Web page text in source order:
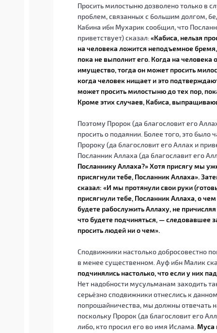
Просить милостыню дозволено только в
проблем, связанных с большим долгом,
Кабина ибн Мухарик сообщил, что
приветствует) сказал:«Кабиса, нельзя
на человека ложится неподъемное
пока не выполнит его. Когда на
имущество, тогда он может просить
когда человек нищает и это
может просить милостыню до тех пор,
Кроме этих случаев, Кабиса,
Поэтому Пророк (да благословит его
просить о подаянии. Более того, это
Пророку (да благословит его Аллах и
Посланник Аллаха (да благославит его
Посланнику Аллаха?» Хотя присягу мы
присягнули тебе, Посланник Аллаха».
сказал: «И мы протянули свои руки
присягнули тебе, Посланник Аллаха, о
будете рабослужить Аллаху, не
что будете подчиняться, — следовавшее
просить людей ни о чем».
Сподвижники настолько добросовестно
в менее существенном. Ауф ибн Малик
подчинялись настолько, что если у них
Нет надобности мусульманам заходить
серьёзно сподвижники отнеслись к
попрошайничества, мы должны отвечать
поскольку Пророк (да благословит его
либо, кто просил его во имя Ислама. Муса